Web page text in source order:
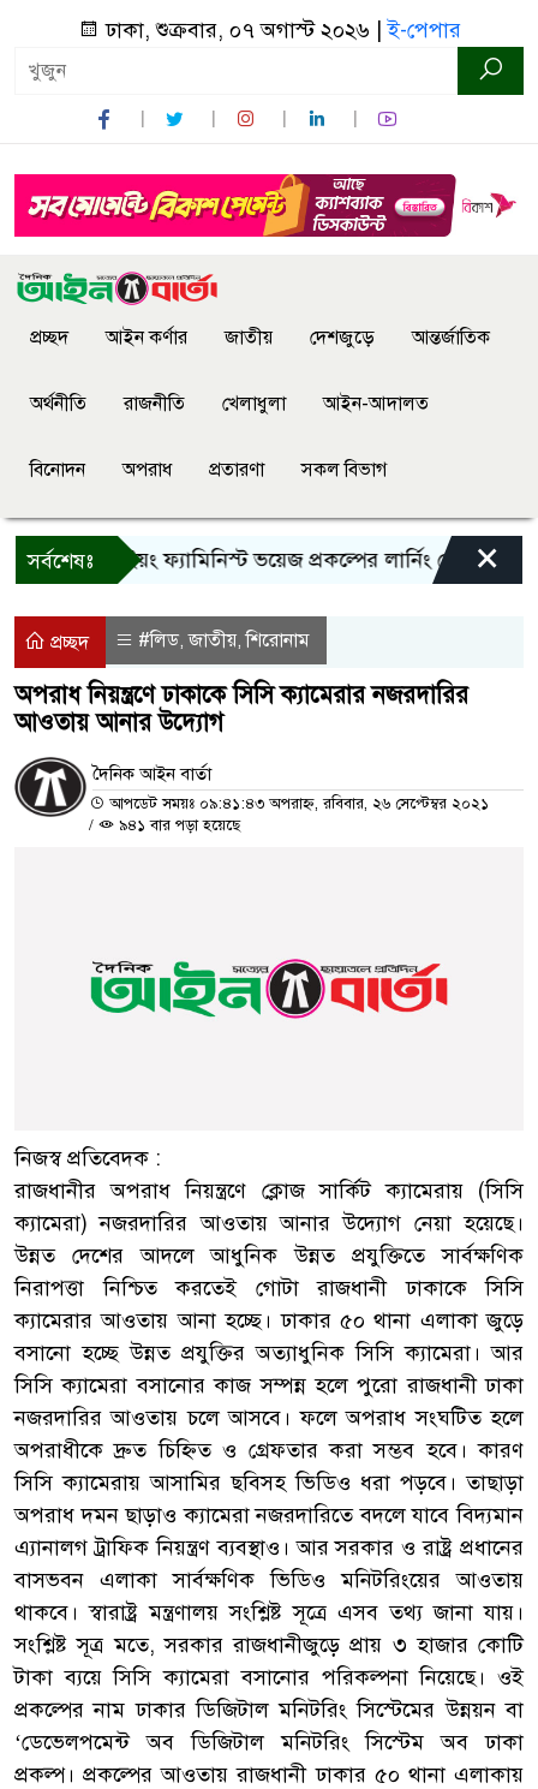
ঢাকা, শুক্রবার, ০৭ অগাস্ট ২০২৬ |ই-পেপার
প্রচ্ছদ আইন কর্ণার জাতীয় দেশজুড়ে আন্তর্জাতিক
অর্থনীতি রাজনীতি খেলাধুলা আইন-আদালত
বিনোদন অপরাধ প্রতারণা সকল বিভাগ
সর্বশেষঃইয়ং ফ্যামিনিস্ট ভয়েজ প্রকল্পের লার্নিং শেয়ারিং×
প্রচ্ছদ #লিড,জাতীয়,শিরোনাম
অপরাধ নিয়ন্ত্রণে ঢাকাকে সিসি ক্যামেরার নজরদারির
আওতায় আনার উদ্যোগ
দৈনিক আইন বার্তা
আপডেট সময়ঃ ০৯:৪১:৪৩ অপরাহ্ন, রবিবার, ২৬ সেপ্টেম্বর ২০২১
/
৯৪১ বার পড়া হয়েছে
নিজস্ব প্রতিবেদক :
রাজধানীর অপরাধ নিয়ন্ত্রণে ক্লোজ সার্কিট ক্যামেরায় (সিসি
ক্যামেরা) নজরদারির আওতায় আনার উদ্যোগ নেয়া হয়েছে।
উন্নত দেশের আদলে আধুনিক উন্নত প্রযুক্তিতে সার্বক্ষণিক
নিরাপত্তা নিশ্চিত করতেই গোটা রাজধানী ঢাকাকে সিসি
ক্যামেরার আওতায় আনা হচ্ছে। ঢাকার ৫০ থানা এলাকা জুড়ে
বসানো হচ্ছে উন্নত প্রযুক্তির অত্যাধুনিক সিসি ক্যামেরা। আর
সিসি ক্যামেরা বসানোর কাজ সম্পন্ন হলে পুরো রাজধানী ঢাকা
নজরদারির আওতায় চলে আসবে। ফলে অপরাধ সংঘটিত হলে
অপরাধীকে দ্রুত চিহ্নিত ও গ্রেফতার করা সম্ভব হবে। কারণ
সিসি ক্যামেরায় আসামির ছবিসহ ভিডিও ধরা পড়বে। তাছাড়া
অপরাধ দমন ছাড়াও ক্যামেরা নজরদারিতে বদলে যাবে বিদ্যমান
এ্যানালগ ট্রাফিক নিয়ন্ত্রণ ব্যবস্থাও। আর সরকার ও রাষ্ট্র প্রধানের
বাসভবন এলাকা সার্বক্ষণিক ভিডিও মনিটরিংয়ের আওতায়
থাকবে। স্বারাষ্ট্র মন্ত্রণালয় সংশ্লিষ্ট সূত্রে এসব তথ্য জানা যায়।
সংশ্লিষ্ট সূত্র মতে, সরকার রাজধানীজুড়ে প্রায় ৩ হাজার কোটি
টাকা ব্যয়ে সিসি ক্যামেরা বসানোর পরিকল্পনা নিয়েছে। ওই
প্রকল্পের নাম ঢাকার ডিজিটাল মনিটরিং সিস্টেমের উন্নয়ন বা
‘ডেভেলপমেন্ট অব ডিজিটাল মনিটরিং সিস্টেম অব ঢাকা
প্রকল্প। প্রকল্পের আওতায় রাজধানী ঢাকার ৫০ থানা এলাকায়